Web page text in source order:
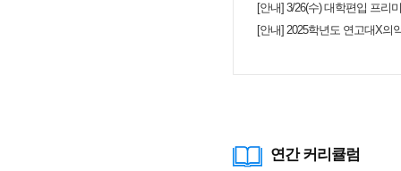
[안내] 3/26(수) 대학편입 프리
[안내] 2025학년도 연고대X의
연간 커리큘럼